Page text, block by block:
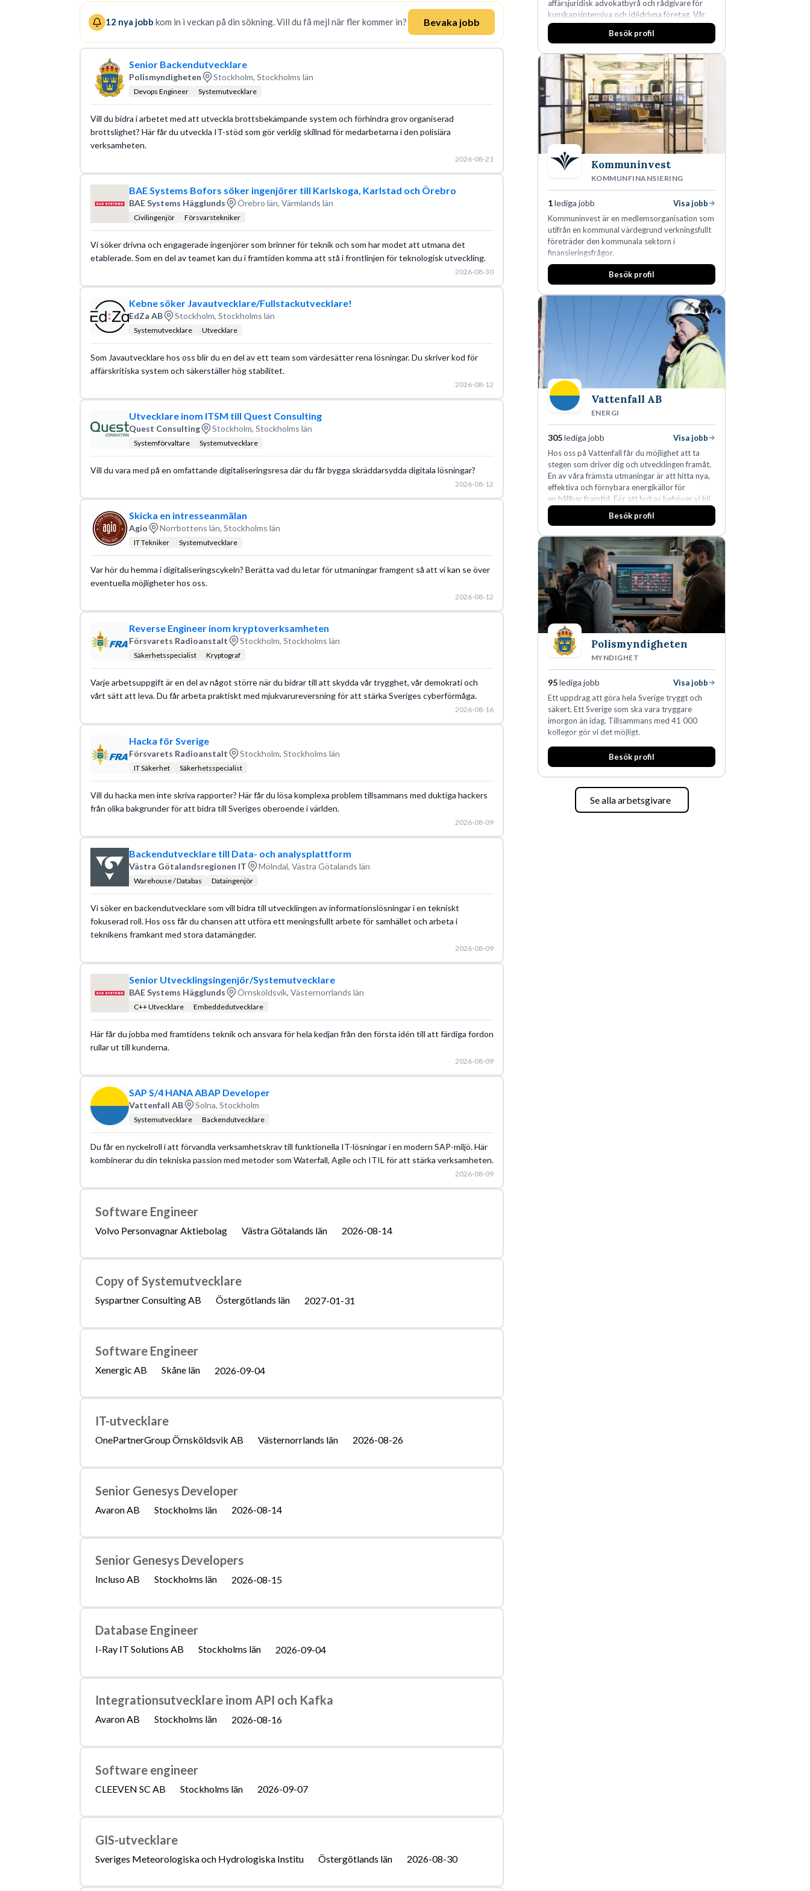
12 nya jobb kom in i veckan på din sökning. Vill du få mejl när fler kommer in? Bevaka jobb
Senior Backendutvecklare
Polismyndigheten Stockholm, Stockholms län
Devops Engineer Systemutvecklare
Vill du bidra i arbetet med att utveckla brottsbekämpande system och förhindra grov organiserad
brottslighet? Här får du utveckla IT-stöd som gör verklig skillnad för medarbetarna i den polisiära
verksamheten.
2026-08-21
BAE Systems Bofors söker ingenjörer till Karlskoga, Karlstad och Örebro
BAE Systems Hägglunds Örebro län, Värmlands län
Civilingenjör Försvarstekniker
Vi söker drivna och engagerade ingenjörer som brinner för teknik och som har modet att utmana det
etablerade. Som en del av teamet kan du i framtiden komma att stå i frontlinjen för teknologisk utveckling.
2026-08-30
Kebne söker Javautvecklare/Fullstackutvecklare!
EdZa AB Stockholm, Stockholms län
Systemutvecklare Utvecklare
Som Javautvecklare hos oss blir du en del av ett team som värdesätter rena lösningar. Du skriver kod för
affärskritiska system och säkerställer hög stabilitet.
2026-08-12
Utvecklare inom ITSM till Quest Consulting
Quest Consulting Stockholm, Stockholms län
Systemförvaltare Systemutvecklare
Vill du vara med på en omfattande digitaliseringsresa där du får bygga skräddarsydda digitala lösningar?
2026-08-12
Skicka en intresseanmälan
Agio Norrbottens län, Stockholms län
IT Tekniker Systemutvecklare
Var hör du hemma i digitaliseringscykeln? Berätta vad du letar för utmaningar framgent så att vi kan se över
eventuella möjligheter hos oss.
2026-08-12
Reverse Engineer inom kryptoverksamheten
Försvarets Radioanstalt Stockholm, Stockholms län
Säkerhetsspecialist Kryptograf
Varje arbetsuppgift är en del av något större när du bidrar till att skydda vår trygghet, vår demokrati och
vårt sätt att leva. Du får arbeta praktiskt med mjukvarureversning för att stärka Sveriges cyberförmåga.
2026-08-16
Hacka för Sverige
Försvarets Radioanstalt Stockholm, Stockholms län
IT Säkerhet Säkerhetsspecialist
Vill du hacka men inte skriva rapporter? Här får du lösa komplexa problem tillsammans med duktiga hackers
från olika bakgrunder för att bidra till Sveriges oberoende i världen.
2026-08-09
Backendutvecklare till Data- och analysplattform
Västra Götalandsregionen IT Mölndal, Västra Götalands län
Warehouse / Databas Dataingenjör
Vi söker en backendutvecklare som vill bidra till utvecklingen av informationslösningar i en tekniskt
fokuserad roll. Hos oss får du chansen att utföra ett meningsfullt arbete för samhället och arbeta i
teknikens framkant med stora datamängder.
2026-08-09
Senior Utvecklingsingenjör/Systemutvecklare
BAE Systems Hägglunds Örnsköldsvik, Västernorrlands län
C++ Utvecklare Embeddedutvecklare
Här får du jobba med framtidens teknik och ansvara för hela kedjan från den första idén till att färdiga fordon
rullar ut till kunderna.
2026-08-09
SAP S/4 HANA ABAP Developer
Vattenfall AB Solna, Stockholm
Systemutvecklare Backendutvecklare
Du får en nyckelroll i att förvandla verksamhetskrav till funktionella IT-lösningar i en modern SAP-miljö. Här
kombinerar du din tekniska passion med metoder som Waterfall, Agile och ITIL för att stärka verksamheten.
2026-08-09
Software Engineer
Volvo Personvagnar Aktiebolag Västra Götalands län 2026-08-14
Copy of Systemutvecklare
Syspartner Consulting AB Östergötlands län 2027-01-31
Software Engineer
Xenergic AB Skåne län 2026-09-04
IT-utvecklare
OnePartnerGroup Örnsköldsvik AB Västernorrlands län 2026-08-26
Senior Genesys Developer
Avaron AB Stockholms län 2026-08-14
Senior Genesys Developers
Incluso AB Stockholms län 2026-08-15
Database Engineer
I-Ray IT Solutions AB Stockholms län 2026-09-04
Integrationsutvecklare inom API och Kafka
Avaron AB Stockholms län 2026-08-16
Software engineer
CLEEVEN SC AB Stockholms län 2026-09-07
GIS-utvecklare
Sveriges Meteorologiska och Hydrologiska Institu Östergötlands län 2026-08-30
affärsjuridisk advokatbyrå och rådgivare för
kunskapsintensiva och idédrivna företag. Vår
expertis inom IP-tillgångar har gett oss en
marknadsledande position. Våra klienter väljer
skydda, utveckla och kommersialisera
företagets viktigaste tillgångar.
Besök profil
Kommuninvest
KOMMUNFINANSIERING
1lediga jobb
Visa jobb
Kommuninvest är en medlemsorganisation som
utifrån en kommunal värdegrund verkningsfullt
företräder den kommunala sektorn i
finansieringsfrågor.
Besök profil
Vattenfall AB
ENERGI
305lediga jobb
Visa jobb
Hos oss på Vattenfall får du möjlighet att ta
stegen som driver dig och utvecklingen framåt.
En av våra främsta utmaningar är att hitta nya,
effektiva och förnybara energikällor för
en hållbar framtid. För att lyckas behöver vi bli
fler medarbetare som vill göra skillnad.
Besök profil
Polismyndigheten
MYNDIGHET
95lediga jobb
Visa jobb
Ett uppdrag att göra hela Sverige tryggt och
säkert. Ett Sverige som ska vara tryggare
imorgon än idag. Tillsammans med 41 000
kollegor gör vi det möjligt.
Besök profil
Se alla arbetsgivare